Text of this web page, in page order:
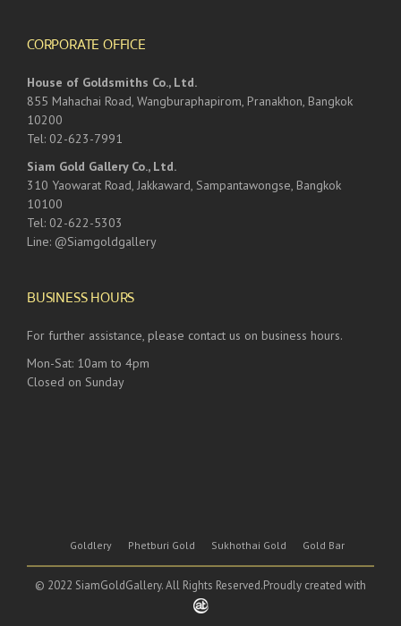
CORPORATE OFFICE
House of Goldsmiths Co., Ltd.
855 Mahachai Road, Wangburaphapirom, Pranakhon, Bangkok
10200
Tel: 02-623-7991
Siam Gold Gallery Co., Ltd.
310 Yaowarat Road, Jakkaward, Sampantawongse, Bangkok
10100
Tel: 02-622-5303
Line: @Siamgoldgallery
BUSINESS HOURS
For further assistance, please contact us on business hours.
Mon-Sat: 10am to 4pm
Closed on Sunday
Goldlery Phetburi Gold Sukhothai Gold Gold Bar
© 2022 SiamGoldGallery. All Rights Reserved.Proudly created with